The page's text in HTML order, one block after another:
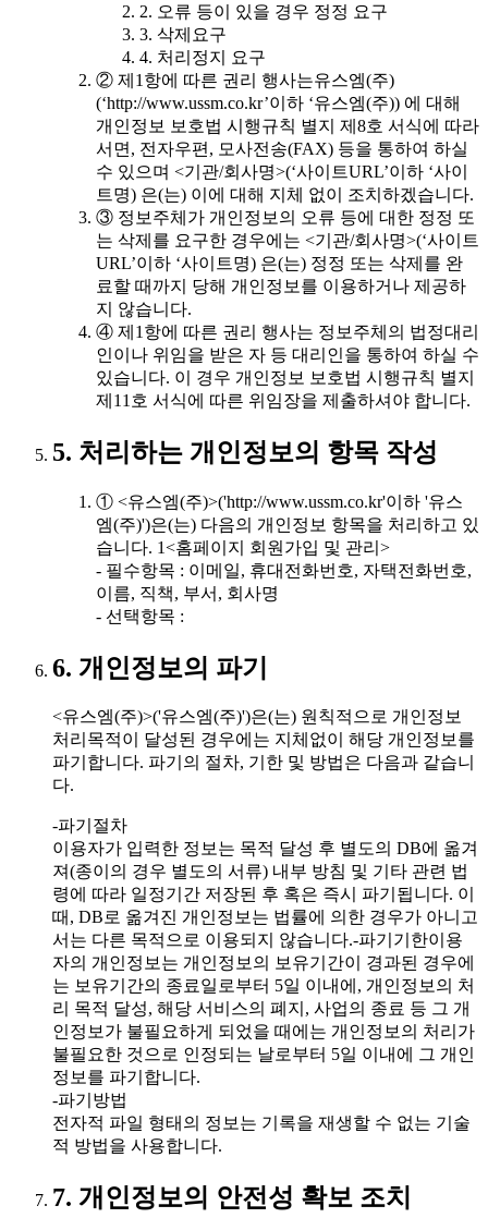
2. 오류 등이 있을 경우 정정 요구
3. 삭제요구
4. 처리정지 요구
② 제1항에 따른 권리 행사는유스엠(주)
(‘http://www.ussm.co.kr’이하 ‘유스엠(주)) 에 대해
개인정보 보호법 시행규칙 별지 제8호 서식에 따라
서면, 전자우편, 모사전송(FAX) 등을 통하여 하실
수 있으며 <기관/회사명>(‘사이트URL’이하 ‘사이
트명) 은(는) 이에 대해 지체 없이 조치하겠습니다.
③ 정보주체가 개인정보의 오류 등에 대한 정정 또
는 삭제를 요구한 경우에는 <기관/회사명>(‘사이트
URL’이하 ‘사이트명) 은(는) 정정 또는 삭제를 완
료할 때까지 당해 개인정보를 이용하거나 제공하
지 않습니다.
④ 제1항에 따른 권리 행사는 정보주체의 법정대리
인이나 위임을 받은 자 등 대리인을 통하여 하실 수
있습니다. 이 경우 개인정보 보호법 시행규칙 별지
제11호 서식에 따른 위임장을 제출하셔야 합니다.
5. 처리하는 개인정보의 항목 작성
① <유스엠(주)>('http://www.ussm.co.kr'이하 '유스
엠(주)')은(는) 다음의 개인정보 항목을 처리하고 있
습니다. 1<홈페이지 회원가입 및 관리>
- 필수항목 : 이메일, 휴대전화번호, 자택전화번호,
이름, 직책, 부서, 회사명
- 선택항목 :
6. 개인정보의 파기
<유스엠(주)>('유스엠(주)')은(는) 원칙적으로 개인정보
처리목적이 달성된 경우에는 지체없이 해당 개인정보를
파기합니다. 파기의 절차, 기한 및 방법은 다음과 같습니
다.
-파기절차
이용자가 입력한 정보는 목적 달성 후 별도의 DB에 옮겨
져(종이의 경우 별도의 서류) 내부 방침 및 기타 관련 법
령에 따라 일정기간 저장된 후 혹은 즉시 파기됩니다. 이
때, DB로 옮겨진 개인정보는 법률에 의한 경우가 아니고
서는 다른 목적으로 이용되지 않습니다.-파기기한이용
자의 개인정보는 개인정보의 보유기간이 경과된 경우에
는 보유기간의 종료일로부터 5일 이내에, 개인정보의 처
리 목적 달성, 해당 서비스의 폐지, 사업의 종료 등 그 개
인정보가 불필요하게 되었을 때에는 개인정보의 처리가
불필요한 것으로 인정되는 날로부터 5일 이내에 그 개인
정보를 파기합니다.
-파기방법
전자적 파일 형태의 정보는 기록을 재생할 수 없는 기술
적 방법을 사용합니다.
7. 개인정보의 안전성 확보 조치